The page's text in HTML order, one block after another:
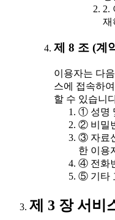
2.
재
제 8 조 (계
이용자는 다
스에 접속하
할 수 있습니
① 성명
② 비밀
③ 자료
한 이용
④ 전화
⑤ 기타
제 3 장 서비